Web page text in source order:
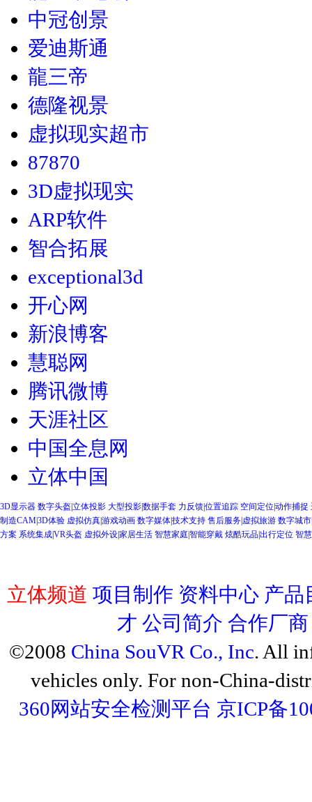
中冠创景
爱迪斯通
龍三帝
德隆视景
虚拟现实超市
87870
3D虚拟现实
ARP软件
智合拓展
exceptional3d
开心网
新浪博客
慧聪网
腾讯微博
天涯社区
中国全息网
立体中国
3D显示器 数字头盔|立体投影 大型投影|数据手套 力反馈|位置追踪 空间定位|动作捕捉
制造CAM|3D体验 虚拟仿真|游戏动画 数字媒体|技术支持 售后服务|虚拟旅游 数字城市|
方案 系统集成|VR头盔 虚拟外设|家居生活 智慧家庭|智能穿戴 炫酷玩品|出行定位 智
立体频道 项目制作 资料中心 产品
才 公司简介 合作厂商
©2008 China SouVR Co., Inc. All
vehicles only. For non-China-
360网站安全检测平台 京ICP备